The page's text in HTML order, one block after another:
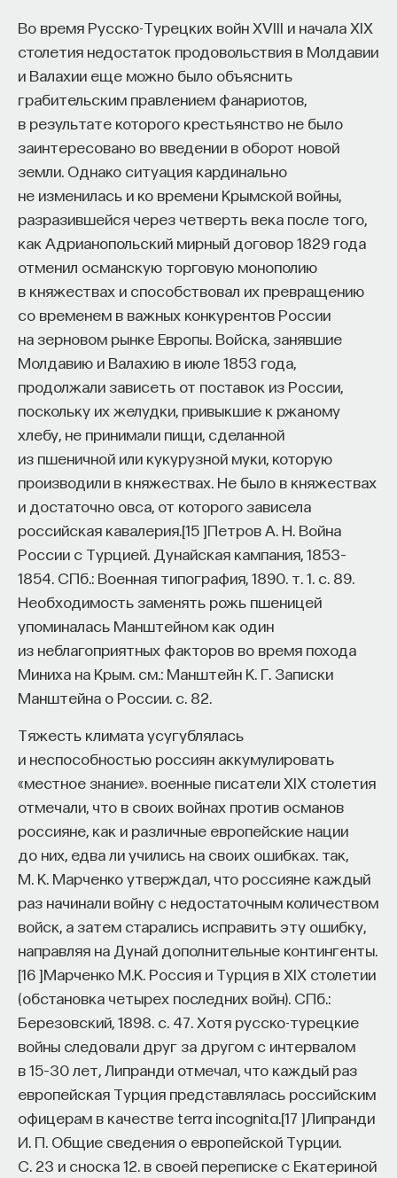
Во время Русско-Турецких войн XVIII и начала XIX
столетия недостаток продовольствия в Молдавии
и Валахии еще можно было объяснить
грабительским правлением фанариотов,
в результате которого крестьянство не было
заинтересовано во введении в оборот новой
земли. Однако ситуация кардинально
не изменилась и ко времени Крымской войны,
разразившейся через четверть века после того,
как Адрианопольский мирный договор 1829 года
отменил османскую торговую монополию
в княжествах и способствовал их превращению
со временем в важных конкурентов России
на зерновом рынке Европы. Войска, занявшие
Молдавию и Валахию в июле 1853 года,
продолжали зависеть от поставок из России,
поскольку их желудки, привыкшие к ржаному
хлебу, не принимали пищи, сделанной
из пшеничной или кукурузной муки, которую
производили в княжествах. Не было в княжествах
и достаточно овса, от которого зависела
российская кавалерия.[15]Петров А. Н. Война
России с Турцией. Дунайская кампания, 1853–
1854. СПб.: Военная типография, 1890. т. 1. с. 89.
Необходимость заменять рожь пшеницей
упоминалась Манштейном как один
из неблагоприятных факторов во время похода
Миниха на Крым. см.: Манштейн К. Г. Записки
Манштейна о России. c. 82.
Тяжесть климата усугублялась
и неспособностью россиян аккумулировать
«местное знание». военные писатели XIX столетия
отмечали, что в своих войнах против османов
россияне, как и различные европейские нации
до них, едва ли учились на своих ошибках. так,
М. К. Марченко утверждал, что россияне каждый
раз начинали войну с недостаточным количеством
войск, а затем старались исправить эту ошибку,
направляя на Дунай дополнительные контингенты.
[16]Марченко M.K. Россия и Турция в XIX столетии
(обстановка четырех последних войн). СПб.:
Березовский, 1898. с. 47. Хотя русско-турецкие
войны следовали друг за другом с интервалом
в 15–30 лет, Липранди отмечал, что каждый раз
европейская Турция представлялась российским
офицерам в качестве terra incognita.[17 ]Липранди
И. П. Общие сведения о европейской Турции.
С. 23 и сноска 12. в своей переписке с Екатериной